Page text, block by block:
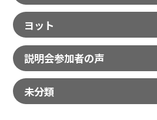
ヨット
説明会参加者の声
未分類